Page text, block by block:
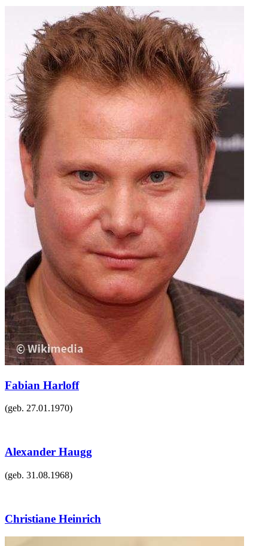
Fabian Harloff
(geb. 27.01.1970)
Alexander Haugg
(geb. 31.08.1968)
Christiane Heinrich